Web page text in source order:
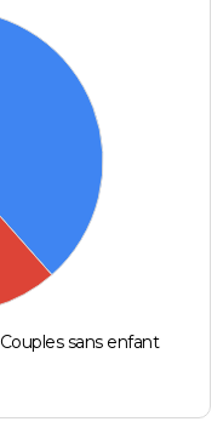
Couples sans enfant